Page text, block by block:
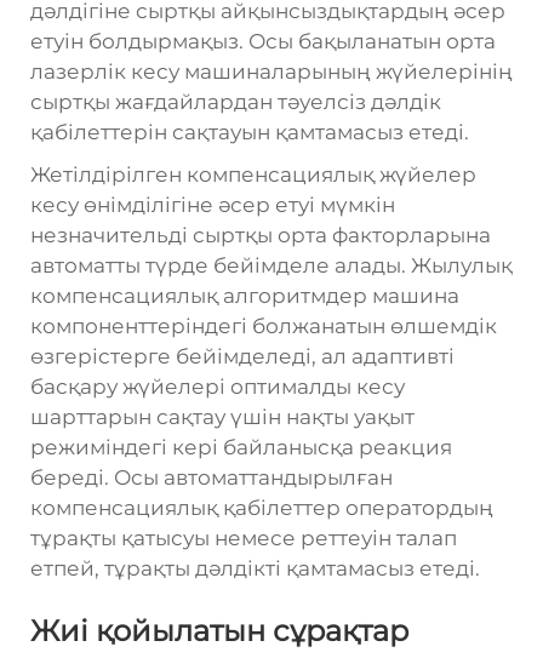
дәлдігіне сыртқы айқынсыздықтардың әсер
етуін болдырмақыз. Осы бақыланатын орта
лазерлік кесу машиналарының жүйелерінің
сыртқы жағдайлардан тәуелсіз дәлдік
қабілеттерін сақтауын қамтамасыз етеді.
Жетілдірілген компенсациялық жүйелер
кесу өнімділігіне әсер етуі мүмкін
незначительді сыртқы орта факторларына
автоматты түрде бейімделе алады. Жылулық
компенсациялық алгоритмдер машина
компоненттеріндегі болжанатын өлшемдік
өзгерістерге бейімделеді, ал адаптивті
басқару жүйелері оптималды кесу
шарттарын сақтау үшін нақты уақыт
режиміндегі кері байланысқа реакция
береді. Осы автоматтандырылған
компенсациялық қабілеттер оператордың
тұрақты қатысуы немесе реттеуін талап
етпей, тұрақты дәлдікті қамтамасыз етеді.
Жиі қойылатын сұрақтар